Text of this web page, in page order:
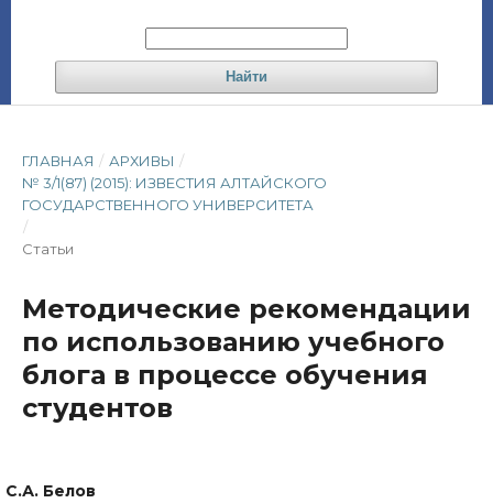
Найти
ГЛАВНАЯ / АРХИВЫ /
№ 3/1(87) (2015): ИЗВЕСТИЯ АЛТАЙСКОГО
ГОСУДАРСТВЕННОГО УНИВЕРСИТЕТА
/
Статьи
Методические рекомендации
по использованию учебного
блога в процессе обучения
студентов
С.А. Белов